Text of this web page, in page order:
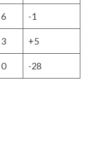
6 -1
3 +5
0 -28